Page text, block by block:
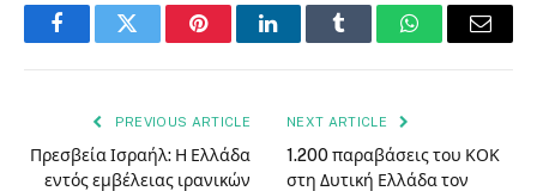
FacebookTwitter PinterestLinkedInTumblr WhatsAppEmail
PREVIOUS ARTICLE
Πρεσβεία Ισραήλ: Η Ελλάδα
εντός εμβέλειας ιρανικών
NEXT ARTICLE
1.200 παραβάσεις του ΚΟΚ
στη Δυτική Ελλάδα τον